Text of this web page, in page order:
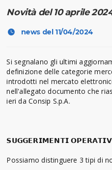
Novità del 10 aprile
news del 11/04/2024
Si segnalano gli ultimi
definizione delle categorie
introdotti nel mercato
nell'allegato documento che
ieri da Consip S.p.A.
𝗦𝗨𝗚𝗚𝗘𝗥𝗜𝗠𝗘𝗡𝗧𝗜
Possiamo distinguere 3 tipi di